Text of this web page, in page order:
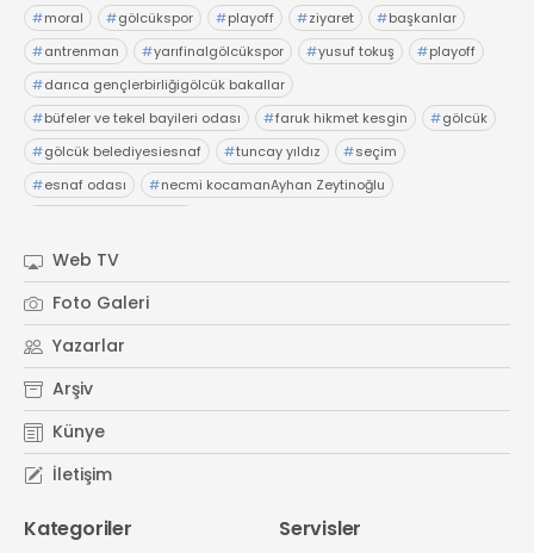
#moral #gölcükspor #playoff #ziyaret #başkanlar
#antrenman #yarıfinalgölcükspor #yusuf tokuş #playoff
#darıca gençlerbirliğigölcük bakallar
#büfeler ve tekel bayileri odası #faruk hikmet kesgin #gölcük
#gölcük belediyesiesnaf #tuncay yıldız #seçim
#esnaf odası #necmi kocamanAyhan Zeytinoğlu
Web TV
Foto Galeri
Yazarlar
Arşiv
Künye
İletişim
Kategoriler Servisler